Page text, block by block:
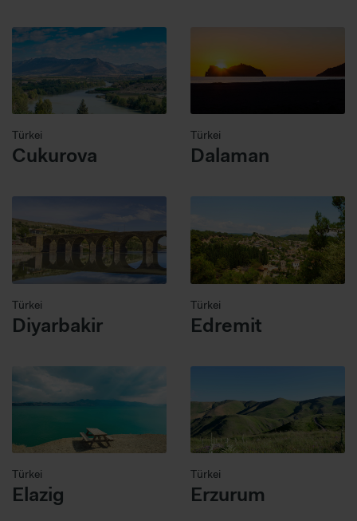
Türkei
Cukurova
Türkei
Dalaman
Türkei
Diyarbakir
Türkei
Edremit
Türkei
Elazig
Türkei
Erzurum